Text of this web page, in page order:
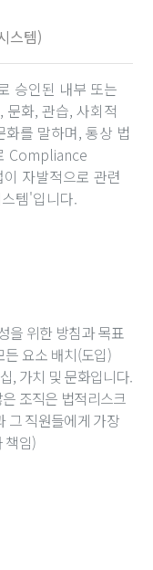
스템)
승인된 내부 또는
문화, 관습, 사회적
를 말하며, 통상 법
Compliance
자발적으로 관련
템'입니다.
을 위한 방침과 목표
요소 배치(도입)
, 가치 및 문화입니다.
조직은 법적리스크
그 직원들에게 가장
책임)